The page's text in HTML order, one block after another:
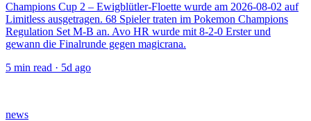
Champions Cup 2 – Ewigblütler-Floette wurde am 2026-08-02 auf
Limitless ausgetragen. 68 Spieler traten im Pokemon Champions
Regulation Set M-B an. Avo HR wurde mit 8-2-0 Erster und
gewann die Finalrunde gegen magicrana.
5 min read · 5d ago
news